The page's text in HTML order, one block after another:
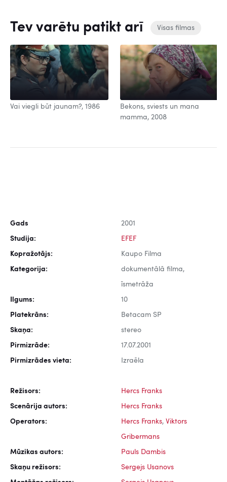
Tev varētu patikt arī Visas filmas
Vai viegli būt jaunam?, 1986
Bekons, sviests un mana
mamma, 2008
Gads 2001
Studija: EFEF
Kopražotājs: Kaupo Filma
Kategorija: dokumentālā filma,
īsmetrāža
Ilgums: 10
Platekrāns: Betacam SP
Skaņa: stereo
Pirmizrāde: 17.07.2001
Pirmizrādes vieta: Izraēla
Režisors: Hercs Franks
Scenārija autors: Hercs Franks
Operators: Hercs Franks, Viktors
Gribermans
Mūzikas autors: Pauls Dambis
Skaņu režisors: Sergejs Usanovs